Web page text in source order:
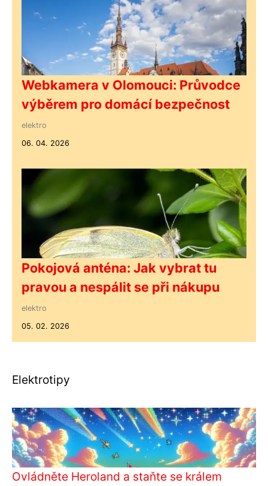
Webkamera v Olomouci: Průvodce
výběrem pro domácí bezpečnost
elektro
06. 04. 2026
Pokojová anténa: Jak vybrat tu
pravou a nespálit se při nákupu
elektro
05. 02. 2026
Elektrotipy
Ovládněte Heroland a staňte se králem